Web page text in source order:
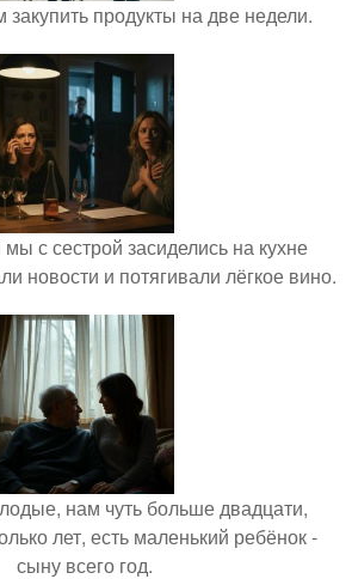
продукты на две недели.
с сестрой засиделись на кухне
новости и потягивали лёгкое вино.
нам чуть больше двадцати,
лет, есть маленький ребёнок -
сыну всего год.